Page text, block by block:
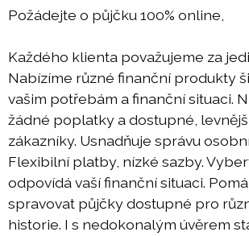
Požádejte o půjčku 100% online,
Každého klienta považujeme za
Nabízíme různé finanční produkty
vašim potřebám a finanční situaci.
žádné poplatky a dostupné,
zákazníky. Usnadňuje správu
Flexibilní platby, nízké sazby.
odpovídá vaší finanční situaci.
spravovat půjčky dostupné pro
historie. I s nedokonalým úvěrem